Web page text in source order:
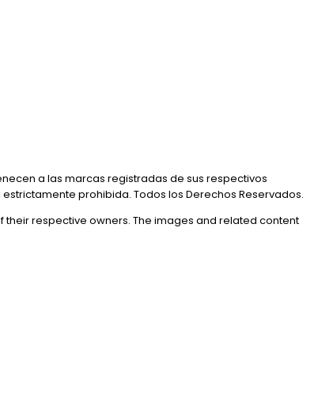
a las marcas registradas de sus respectivos
prohibida. Todos los Derechos Reservados.
respective owners. The images and related content